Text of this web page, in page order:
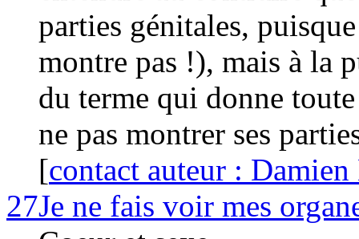
parties génitales,
montre pas !), mais à la
du terme qui donne
ne pas montrer ses
[contact auteur :
27Je ne fais voir mes